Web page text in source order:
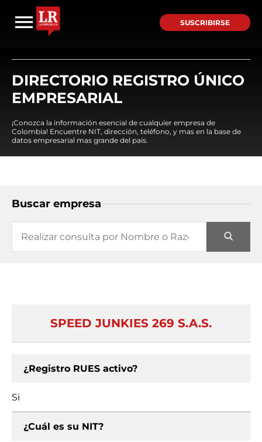
SUSCRIBIRSE
DIRECTORIO REGISTRO ÚNICO
EMPRESARIAL
¡Conozca la información esencial de cualquier empresa de
Colombia! Encuentre NIT, dirección, teléfono, y mas en la base de
datos empresarial mas grande del país.
Buscar empresa
SPEED JUNKIES 269 S.A.S.
¿Registro RUES activo?
Si
¿Cuál es su NIT?